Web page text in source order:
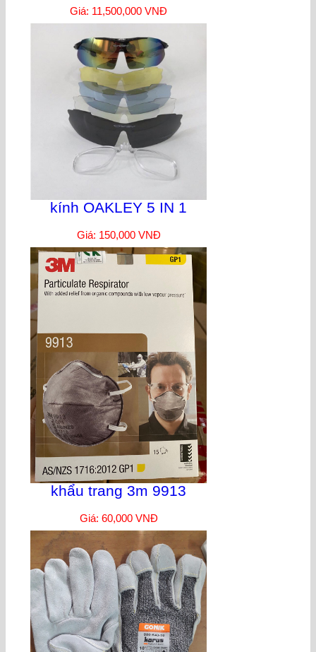
Giá: 11,500,000 VNĐ
kính OAKLEY 5 IN 1
Giá: 150,000 VNĐ
khẩu trang 3m 9913
Giá: 60,000 VNĐ